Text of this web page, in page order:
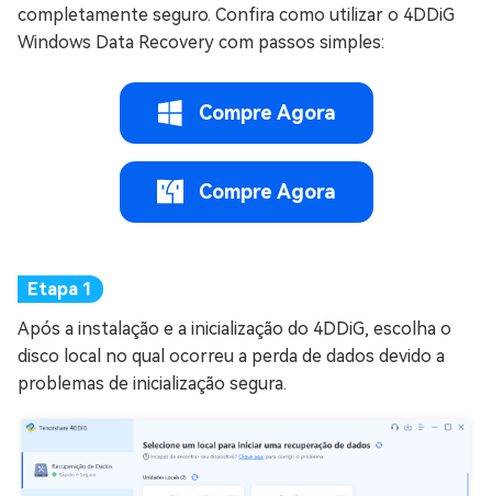
completamente seguro. Confira como utilizar o 4DDiG
Windows Data Recovery com passos simples:
Compre Agora
Compre Agora
Após a instalação e a inicialização do 4DDiG, escolha o
disco local no qual ocorreu a perda de dados devido a
problemas de inicialização segura.